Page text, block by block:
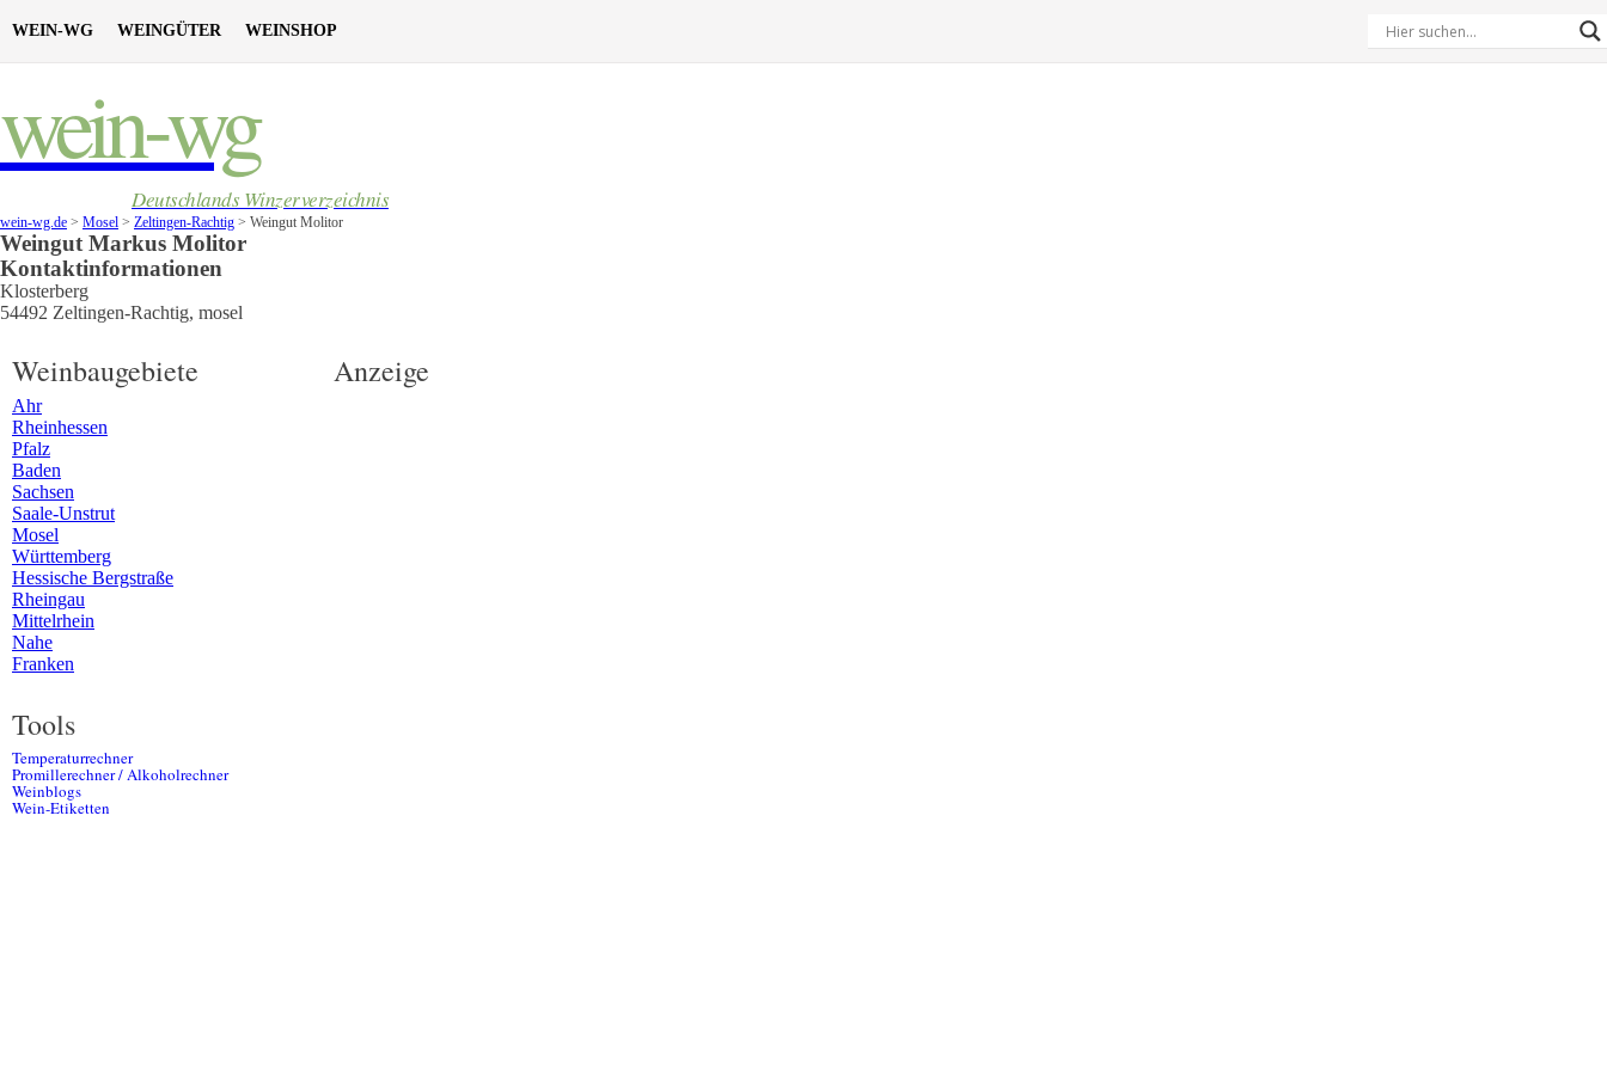
WEIN-WG WEINGÜTER WEINSHOP
wein-wg
Deutschlands Winzerverzeichnis
wein-wg.de > Mosel > Zeltingen-Rachtig > Weingut Molitor
Weingut Markus Molitor
Kontaktinformationen
Klosterberg
54492 Zeltingen-Rachtig, mosel
Weinbaugebiete
Ahr
Rheinhessen
Pfalz
Baden
Sachsen
Saale-Unstrut
Mosel
Württemberg
Hessische Bergstraße
Rheingau
Mittelrhein
Nahe
Franken
Tools
Temperaturrechner
Promillerechner / Alkoholrechner
Weinblogs
Wein-Etiketten
Anzeige